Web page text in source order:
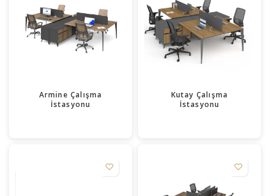
Armine Çalışma
İstasyonu
Kutay Çalışma
İstasyonu